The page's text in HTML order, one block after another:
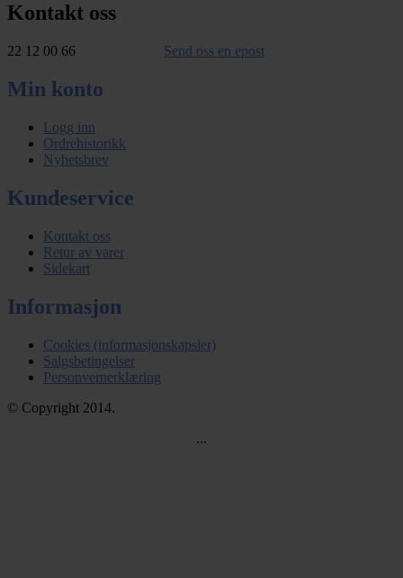
Kontakt oss
22 12 00 66 Send oss en epost
Min konto
Logg inn
Ordrehistorikk
Nyhetsbrev
Kundeservice
Kontakt oss
Retur av varer
Sidekart
Informasjon
Cookies (informasjonskapsler)
Salgsbetingelser
Personvernerklæring
© Copyright 2014.
...